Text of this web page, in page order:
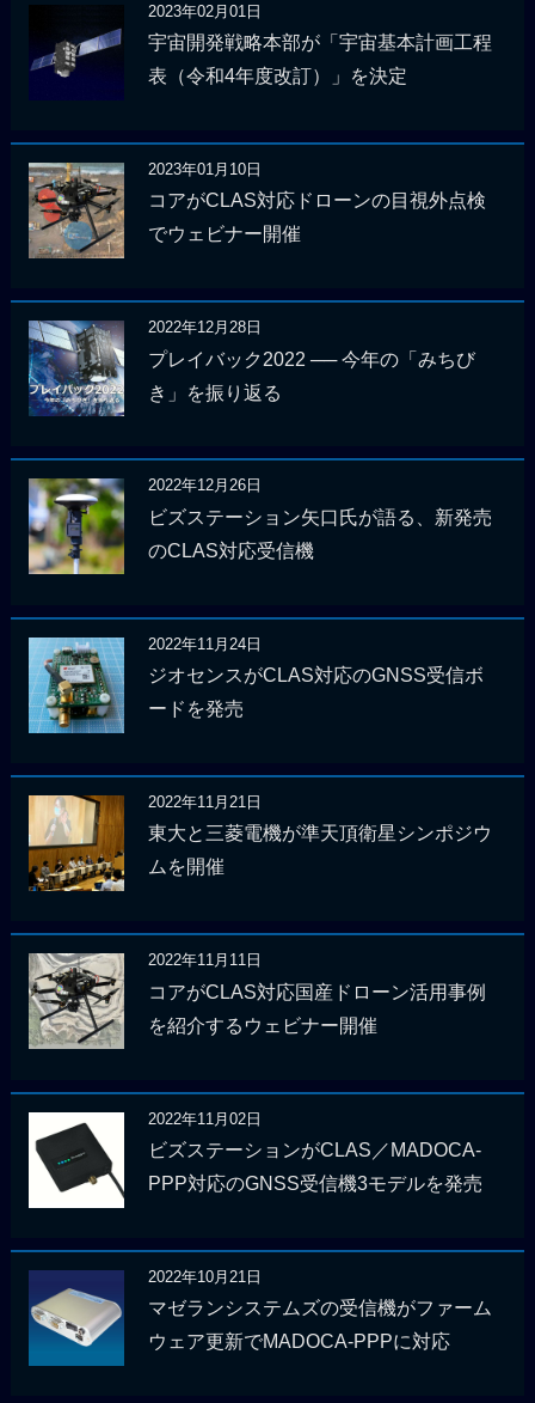
2023年02月01日
宇宙開発戦略本部が「宇宙基本計画工程
表（令和4年度改訂）」を決定
2023年01月10日
コアがCLAS対応ドローンの目視外点検
でウェビナー開催
2022年12月28日
プレイバック2022 ── 今年の「みちび
き」を振り返る
2022年12月26日
ビズステーション矢口氏が語る、新発売
のCLAS対応受信機
2022年11月24日
ジオセンスがCLAS対応のGNSS受信ボ
ードを発売
2022年11月21日
東大と三菱電機が準天頂衛星シンポジウ
ムを開催
2022年11月11日
コアがCLAS対応国産ドローン活用事例
を紹介するウェビナー開催
2022年11月02日
ビズステーションがCLAS／MADOCA-
PPP対応のGNSS受信機3モデルを発売
2022年10月21日
マゼランシステムズの受信機がファーム
ウェア更新でMADOCA-PPPに対応